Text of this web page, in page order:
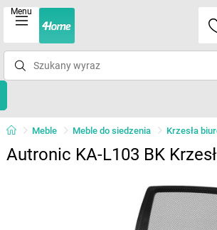
Menu
Meble Meble do siedzenia Krzesła
Autronic KA-L103 BK